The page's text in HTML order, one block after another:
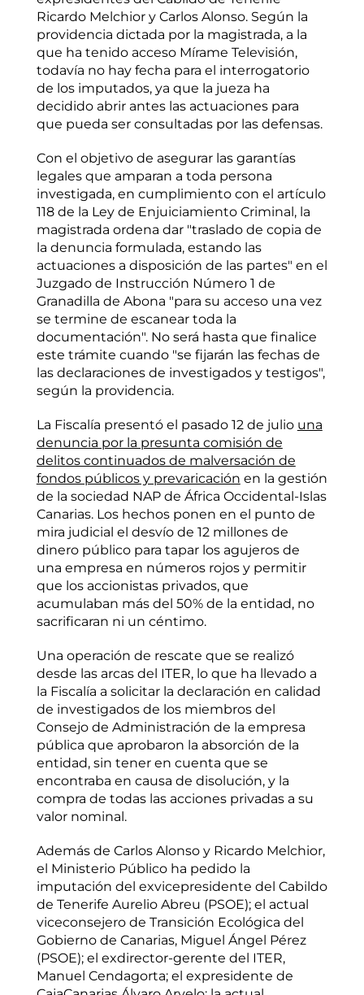
Ricardo Melchior y Carlos Alonso. Según la
providencia dictada por la magistrada, a la
que ha tenido acceso Mírame Televisión,
todavía no hay fecha para el interrogatorio
de los imputados, ya que la jueza ha
decidido abrir antes las actuaciones para
que pueda ser consultadas por las defensas.
Con el objetivo de asegurar las garantías
legales que amparan a toda persona
investigada, en cumplimiento con el artículo
118 de la Ley de Enjuiciamiento Criminal, la
magistrada ordena dar "traslado de copia de
la denuncia formulada, estando las
actuaciones a disposición de las partes" en el
Juzgado de Instrucción Número 1 de
Granadilla de Abona "para su acceso una vez
se termine de escanear toda la
documentación". No será hasta que finalice
este trámite cuando "se fijarán las fechas de
las declaraciones de investigados y testigos",
según la providencia.
La Fiscalía presentó el pasado 12 de julio una
denuncia por la presunta comisión de
delitos continuados de malversación de
fondos públicos y prevaricación en la gestión
de la sociedad NAP de África Occidental-Islas
Canarias. Los hechos ponen en el punto de
mira judicial el desvío de 12 millones de
dinero público para tapar los agujeros de
una empresa en números rojos y permitir
que los accionistas privados, que
acumulaban más del 50% de la entidad, no
sacrificaran ni un céntimo.
Una operación de rescate que se realizó
desde las arcas del ITER, lo que ha llevado a
la Fiscalía a solicitar la declaración en calidad
de investigados de los miembros del
Consejo de Administración de la empresa
pública que aprobaron la absorción de la
entidad, sin tener en cuenta que se
encontraba en causa de disolución, y la
compra de todas las acciones privadas a su
valor nominal.
Además de Carlos Alonso y Ricardo Melchior,
el Ministerio Público ha pedido la
imputación del exvicepresidente del Cabildo
de Tenerife Aurelio Abreu (PSOE); el actual
viceconsejero de Transición Ecológica del
Gobierno de Canarias, Miguel Ángel Pérez
(PSOE); el exdirector-gerente del ITER,
Manuel Cendagorta; el expresidente de